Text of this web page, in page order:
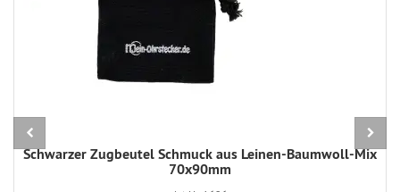
Schwarzer Zugbeutel Schmuck aus Leinen-Baumwoll-Mix
70x90mm